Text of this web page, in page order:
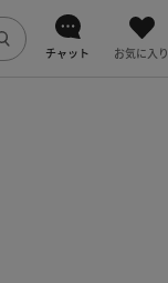
チャット お気に入り